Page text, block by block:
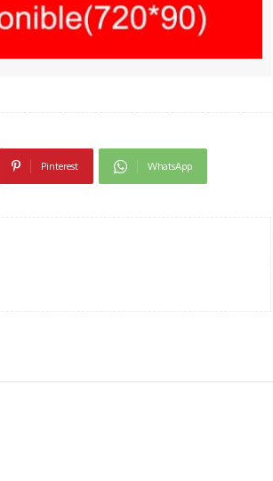
Pinterest WhatsApp